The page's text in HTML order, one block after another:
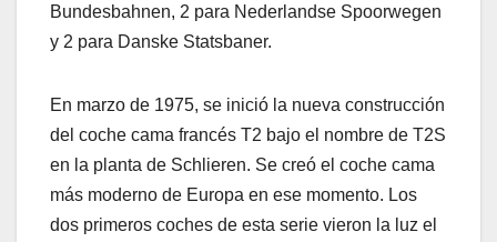
Bundesbahnen, 2 para Nederlandse Spoorwegen
y 2 para Danske Statsbaner.
En marzo de 1975, se inició la nueva construcción
del coche cama francés T2 bajo el nombre de T2S
en la planta de Schlieren. Se creó el coche cama
más moderno de Europa en ese momento. Los
dos primeros coches de esta serie vieron la luz el